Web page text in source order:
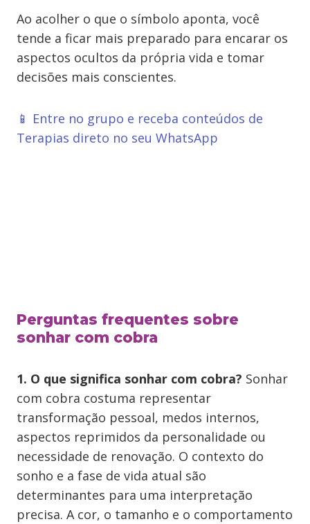
Ao acolher o que o símbolo aponta, você
tende a ficar mais preparado para encarar os
aspectos ocultos da própria vida e tomar
decisões mais conscientes.
📱 Entre no grupo e receba conteúdos de
Terapias direto no seu WhatsApp
Perguntas frequentes sobre
sonhar com cobra
1. O que significa sonhar com cobra? Sonhar
com cobra costuma representar
transformação pessoal, medos internos,
aspectos reprimidos da personalidade ou
necessidade de renovação. O contexto do
sonho e a fase de vida atual são
determinantes para uma interpretação
precisa. A cor, o tamanho e o comportamento